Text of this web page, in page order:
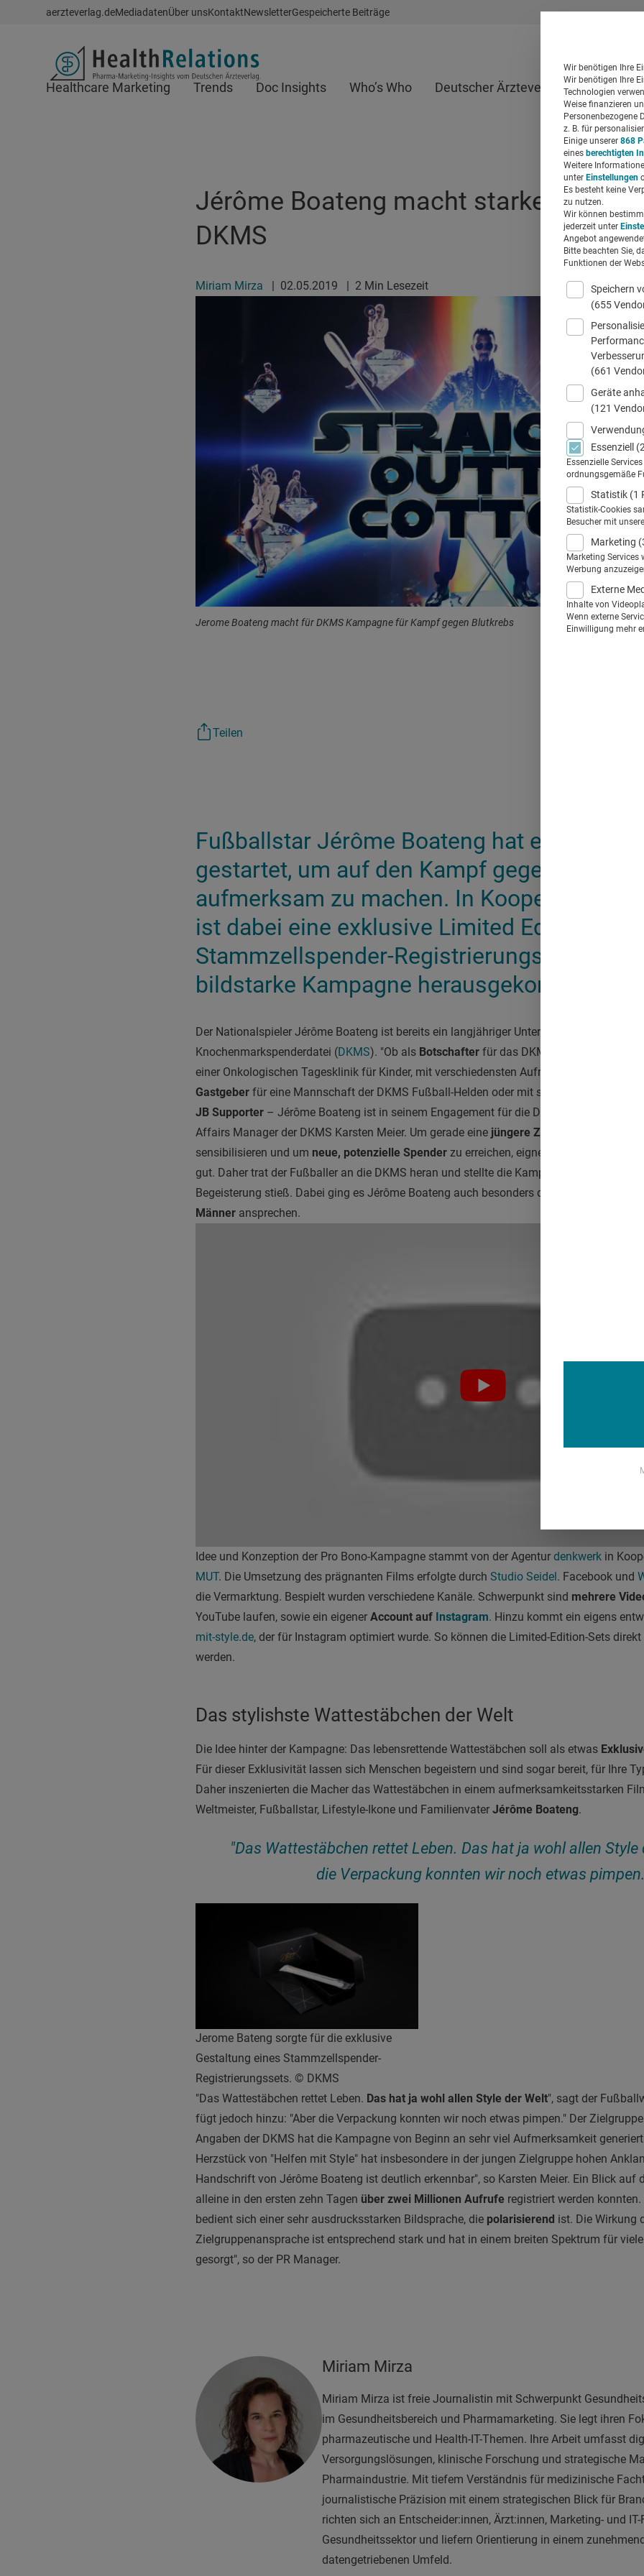
Schnellzugriff
aerzteverlag.deMediadatenÜber unsKontaktNewsletterGespeicherte Beiträge
Header
Healthcare Marketing Trends Doc Insights Who’s Who Deutscher Ärzteverlag
Jérôme Boateng macht starke
DKMS
Miriam Mirza | 02.05.2019 | 2 Min Lesezeit
Jerome Boateng macht für DKMS Kampagne für Kampf gegen Blutkrebs
Teilen
Fußballstar Jérôme Boateng hat eine eigene
gestartet, um auf den Kampf gegen Blutkrebs
aufmerksam zu machen. In Kooperation mit
ist dabei eine exklusive Limited Edition des
Stammzellspender-Registrierungssets und
bildstarke Kampagne herausgekommen.
Der Nationalspieler Jérôme Boateng ist bereits ein langjähriger Unterstützer der Deutschen
Knochenmarkspenderdatei (DKMS). "Ob als Botschafter für das DKMS-Projekt
einer Onkologischen Tagesklinik für Kinder, mit verschiedensten Aufrufen in seinen
Gastgeber für eine Mannschaft der DKMS Fußball-Helden oder mit seiner eigens für die
JB Supporter – Jérôme Boateng ist in seinem Engagement für die DKMS unermüdlich
Affairs Manager der DKMS Karsten Meier. Um gerade eine jüngere Zielgruppe
sensibilisieren und um neue, potenzielle Spender zu erreichen, eignet sich die Sport-
gut. Daher trat der Fußballer an die DKMS heran und stellte die Kampagnenidee vor, die
Begeisterung stieß. Dabei ging es Jérôme Boateng auch besonders darum, die wichtige
Männer ansprechen.
Idee und Konzeption der Pro Bono-Kampagne stammt von der Agentur denkwerk in
MUT. Die Umsetzung des prägnanten Films erfolgte durch Studio Seidel. Facebook und
die Vermarktung. Bespielt wurden verschiedene Kanäle. Schwerpunkt sind mehrere
YouTube laufen, sowie ein eigener Account auf Instagram. Hinzu kommt ein eigens
mit-style.de, der für Instagram optimiert wurde. So können die Limited-Edition-Sets
werden.
Das stylishste Wattestäbchen der Welt
Die Idee hinter der Kampagne: Das lebensrettende Wattestäbchen soll als etwas
Für dieser Exklusivität lassen sich Menschen begeistern und sind sogar bereit, für Ihre
Daher inszenierten die Macher das Wattestäbchen in einem aufmerksamkeitsstarken
Weltmeister, Fußballstar, Lifestyle-Ikone und Familienvater Jérôme Boateng.
"Das Wattestäbchen rettet Leben. Das hat ja wohl allen Style
die Verpackung konnten wir noch etwas
Jerome Bateng sorgte für die exklusive
Gestaltung eines Stammzellspender-
Registrierungssets. © DKMS
"Das Wattestäbchen rettet Leben. Das hat ja wohl allen Style der Welt", sagt der
fügt jedoch hinzu: "Aber die Verpackung konnten wir noch etwas pimpen." Der
Angaben der DKMS hat die Kampagne von Beginn an sehr viel Aufmerksamkeit
Herzstück von "Helfen mit Style" hat insbesondere in der jungen Zielgruppe hohen
Handschrift von Jérôme Boateng ist deutlich erkennbar", so Karsten Meier. Ein Blick auf
alleine in den ersten zehn Tagen über zwei Millionen Aufrufe registriert werden
bedient sich einer sehr ausdrucksstarken Bildsprache, die polarisierend ist. Die Wirkung
Zielgruppenansprache ist entsprechend stark und hat in einem breiten Spektrum für
gesorgt", so der PR Manager.
Miriam Mirza
Miriam Mirza ist freie Journalistin mit Schwerpunkt
im Gesundheitsbereich und Pharmamarketing. Sie legt ihren
pharmazeutische und Health-IT-Themen. Ihre Arbeit umfasst
Versorgungslösungen, klinische Forschung und strategische
Pharmaindustrie. Mit tiefem Verständnis für medizinische
journalistische Präzision mit einem strategischen Blick für
richten sich an Entscheider:innen, Ärzt:innen, Marketing- und
Gesundheitssektor und liefern Orientierung in einem
datengetriebenen Umfeld.
Wir benötigen Ihre
Wir benötigen Ihre
Technologien
Weise finanzieren
Personenbezogene
z. B. für
Einige unserer 868
eines berechtigten
Weitere
unter Einstellungen
Es besteht keine
zu nutzen.
Wir können
jederzeit unter
Angebot
Bitte beachten Sie,
Funktionen der
Speichern
(655
(661
Geräte
(121
Essenziell
Essenzielle
ordnungsgemäße
Statistik (1
Statistik-Cookies
Besucher mit
Marketing
Marketing
Werbung
Externe
Inhalte von
Wenn externe
Einwilligung mehr